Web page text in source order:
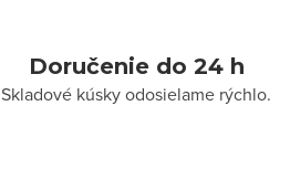
Doručenie do 24 h
Skladové kúsky odosielame rýchlo.